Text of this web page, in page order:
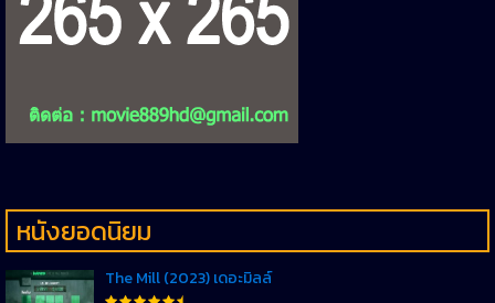
หนังยอดนิยม
The Mill (2023) เดอะมิลล์